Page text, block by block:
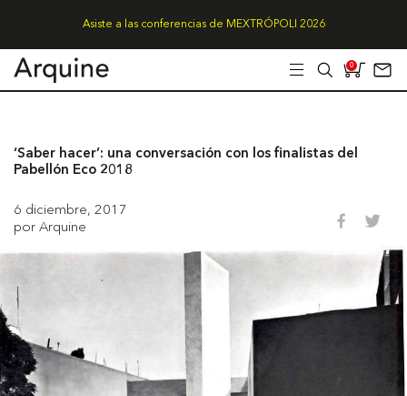
Asiste a las conferencias de MEXTRÓPOLI 2026
0
‘Saber hacer’: una conversación con los finalistas del
Pabellón Eco 2018
6 diciembre, 2017
por Arquine